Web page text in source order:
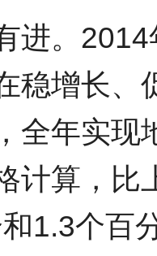
进。
稳增长、
全年实
计算，比
1.3个百